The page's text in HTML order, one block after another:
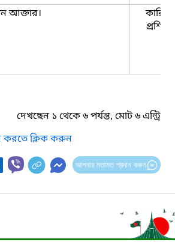
আক্তার।
দেখছেন ১ থেকে ৬ পর্যন্ত, মোট ৬ এন্ট্রি
করতে ক্লিক করুন
আপনার মতামত প্রদান করুন